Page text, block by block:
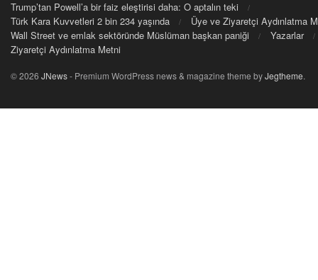
Trump’tan Powell’a bir faiz eleştirisi daha: O aptalın teki
Türk Kara Kuvvetleri 2 bin 234 yaşında
Üye ve Ziyaretçi Aydınlatma
Wall Street ve emlak sektöründe Müslüman başkan paniği
Yazarlar
Ziyaretçi Aydınlatma Metni
© 2026 JNews- Premium WordPress news & magazine theme byJegtheme.